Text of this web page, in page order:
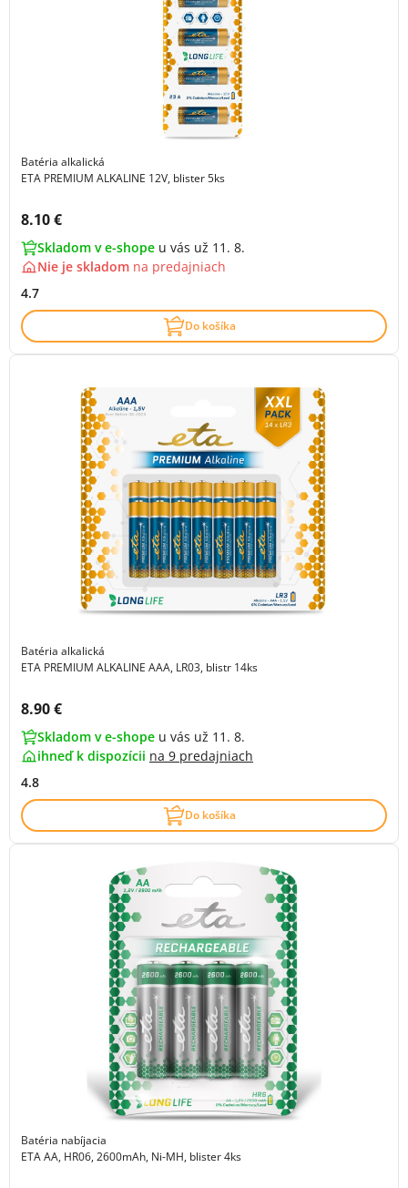
Batéria alkalická
ETA PREMIUM ALKALINE 12V, blister 5ks
Cena s DPH:
8.10 €
Skladom v e-shope u vás už 11. 8.
Nie je skladom na predajniach
4.7
Do košíka
Batéria alkalická
ETA PREMIUM ALKALINE AAA, LR03, blistr 14ks
Cena s DPH:
8.90 €
Skladom v e-shope u vás už 11. 8.
ihneď k dispozícii na 9 predajniach
4.8
Do košíka
Batéria nabíjacia
ETA AA, HR06, 2600mAh, Ni-MH, blister 4ks